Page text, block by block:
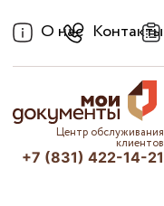
О нас Контакты
Центр обслуживания
клиентов
+7 (831) 422-14-21